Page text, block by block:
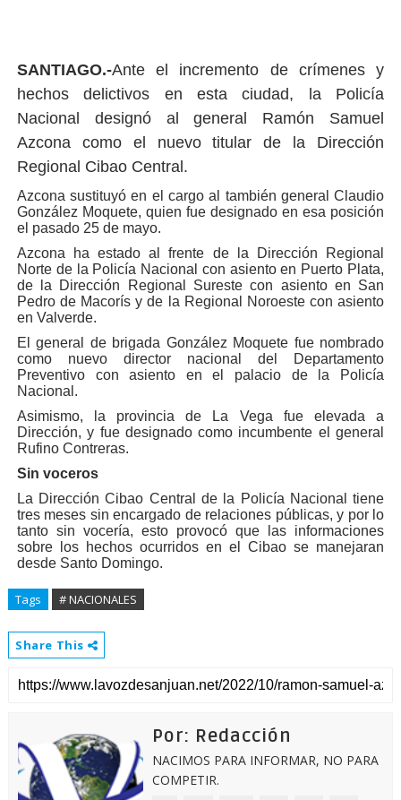
SANTIAGO.-Ante el incremento de crímenes y
hechos delictivos en esta ciudad, la Policía
Nacional designó al general Ramón Samuel
Azcona como el nuevo titular de la Dirección
Regional Cibao Central.
Azcona sustituyó en el cargo al también general Claudio
González Moquete, quien fue designado en esa posición
el pasado 25 de mayo.
Azcona ha estado al frente de la Dirección Regional
Norte de la Policía Nacional con asiento en Puerto Plata,
de la Dirección Regional Sureste con asiento en San
Pedro de Macorís y de la Regional Noroeste con asiento
en Valverde.
El general de brigada González Moquete fue nombrado
como nuevo director nacional del Departamento
Preventivo con asiento en el palacio de la Policía
Nacional.
Asimismo, la provincia de La Vega fue elevada a
Dirección, y fue designado como incumbente el general
Rufino Contreras.
Sin voceros
La Dirección Cibao Central de la Policía Nacional tiene
tres meses sin encargado de relaciones públicas, y por lo
tanto sin vocería, esto provocó que las informaciones
sobre los hechos ocurridos en el Cibao se manejaran
desde Santo Domingo.
Tags # NACIONALES
Share This
Por: Redacción
NACIMOS PARA INFORMAR, NO PARA
COMPETIR.